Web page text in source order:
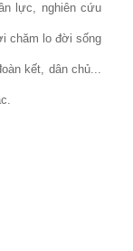
lực, nghiên cứu
chăm lo đời sống
kết, dân chủ...